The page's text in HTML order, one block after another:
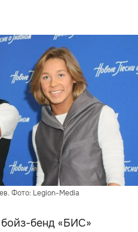
Фото: Legion-Media
бенд «БИС»